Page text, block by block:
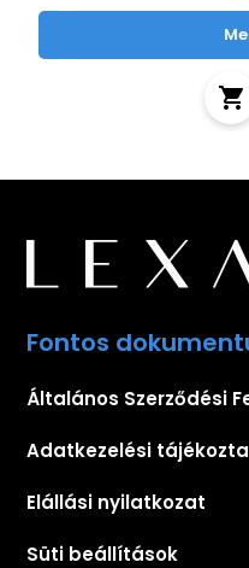
Fontos
Általános Szerződési
Adatkezelési
Elállási nyilatkozat
Süti beállítások